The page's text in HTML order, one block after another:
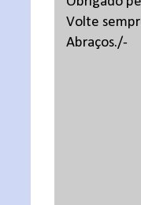
Volte
Abraços./-